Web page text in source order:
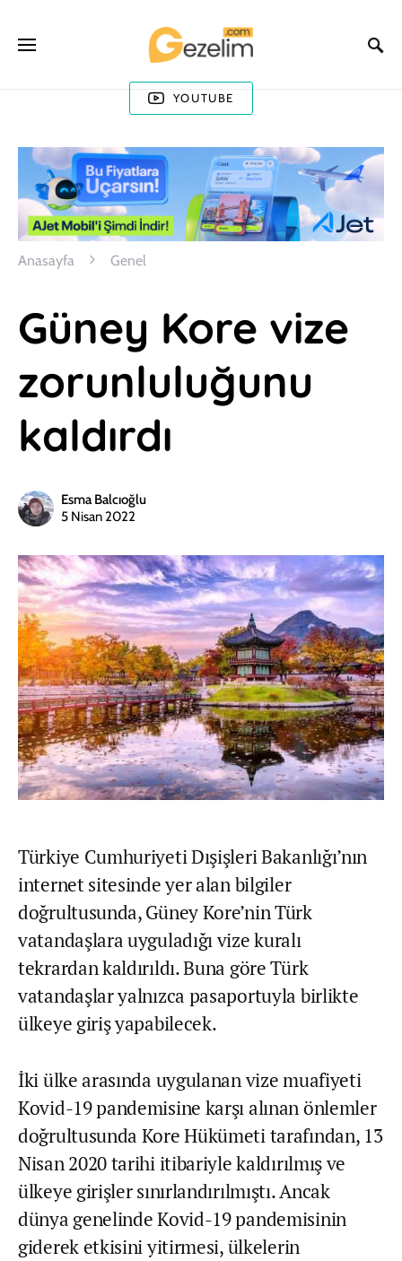
YOUTUBE
Anasayfa Genel
Güney Kore vize
zorunluluğunu
kaldırdı
Esma Balcıoğlu
5 Nisan 2022
Türkiye Cumhuriyeti Dışişleri Bakanlığı’nın
internet sitesinde yer alan bilgiler
doğrultusunda, Güney Kore’nin Türk
vatandaşlara uyguladığı vize kuralı
tekrardan kaldırıldı. Buna göre Türk
vatandaşlar yalnızca pasaportuyla birlikte
ülkeye giriş yapabilecek.
İki ülke arasında uygulanan vize muafiyeti
Kovid-19 pandemisine karşı alınan önlemler
doğrultusunda Kore Hükümeti tarafından, 13
Nisan 2020 tarihi itibariyle kaldırılmış ve
ülkeye girişler sınırlandırılmıştı. Ancak
dünya genelinde Kovid-19 pandemisinin
giderek etkisini yitirmesi, ülkelerin